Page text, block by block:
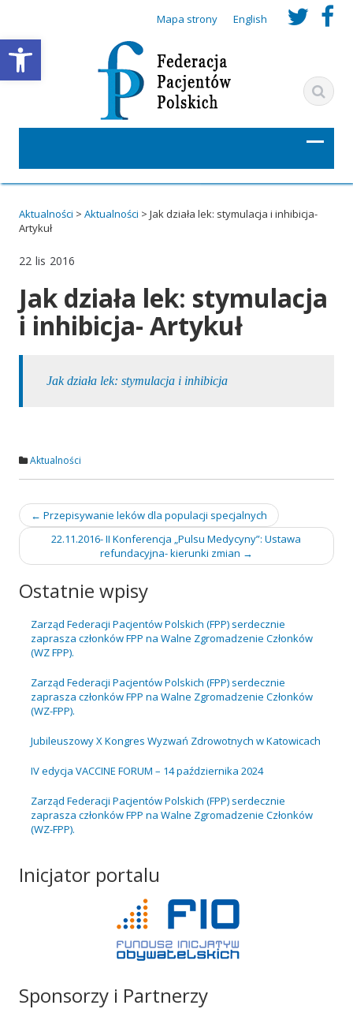
Otwórz pasek narzędzi
t
i
t
t
e
r
u
r
c
o
Mapa strony English
Aktualności > Aktualności > Jak działa lek: stymulacja i inhibicja-
Artykuł
22 lis 2016
Jak działa lek: stymulacja
i inhibicja- Artykuł
Jak działa lek: stymulacja i inhibicja
Aktualności
Nawigacja
wpisu
← Przepisywanie leków dla populacji specjalnych
22.11.2016- II Konferencja „Pulsu Medycyny”: Ustawa
refundacyjna- kierunki zmian →
Ostatnie wpisy
Zarząd Federacji Pacjentów Polskich (FPP) serdecznie
zaprasza członków FPP na Walne Zgromadzenie Członków
(WZ FPP).
Zarząd Federacji Pacjentów Polskich (FPP) serdecznie
zaprasza członków FPP na Walne Zgromadzenie Członków
(WZ-FPP).
Jubileuszowy X Kongres Wyzwań Zdrowotnych w Katowicach
IV edycja VACCINE FORUM – 14 października 2024
Zarząd Federacji Pacjentów Polskich (FPP) serdecznie
zaprasza członków FPP na Walne Zgromadzenie Członków
(WZ-FPP).
Inicjator portalu
Sponsorzy i Partnerzy